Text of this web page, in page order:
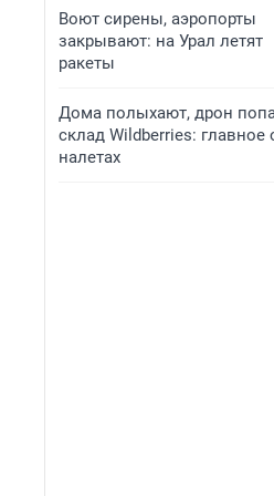
Воют сирены, аэропорты
закрывают: на Урал летят
ракеты
Дома полыхают, дрон
склад Wildberries: главное
налетах